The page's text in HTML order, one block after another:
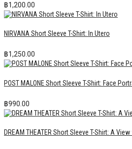
฿1,200.00
NIRVANA Short Sleeve T-Shirt: In Utero
฿1,250.00
POST MALONE Short Sleeve T-Shirt: Face
฿990.00
DREAM THEATER Short Sleeve T-Shirt: A